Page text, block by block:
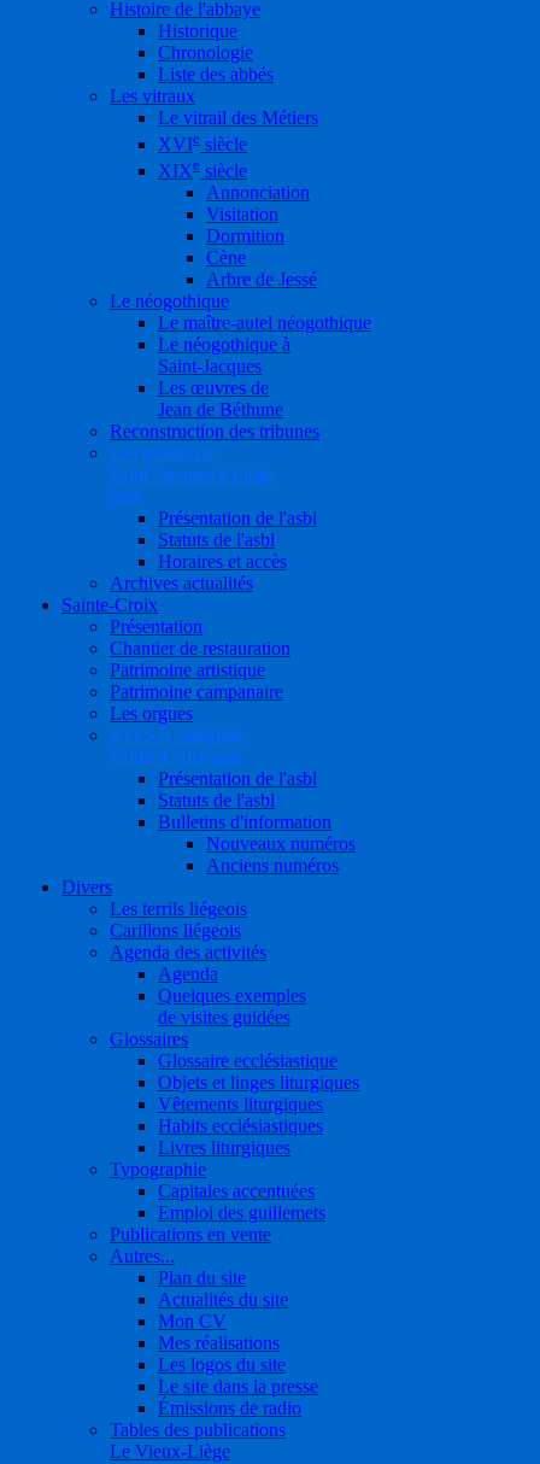
Histoire de l'abbaye
Historique
Chronologie
Liste des abbés
Les vitraux
Le vitrail des Métiers
XVIe siècle
XIXe siècle
Annonciation
Visitation
Dormition
Cène
Arbre de Jessé
Le néogothique
Le maître-autel néogothique
Le néogothique à
Saint-Jacques
Les œuvres de
Jean de Béthune
Reconstruction des tribunes
Les guides de
Saint-Jacques à Liège
asbl
Présentation de l'asbl
Statuts de l'asbl
Horaires et accès
Archives actualités
Sainte-Croix
Présentation
Chantier de restauration
Patrimoine artistique
Patrimoine campanaire
Les orgues
S.O.S. Collégiale
Sainte-Croix asbl
Présentation de l'asbl
Statuts de l'asbl
Bulletins d'information
Nouveaux numéros
Anciens numéros
Divers
Les terrils liégeois
Carillons liégeois
Agenda des activités
Agenda
Quelques exemples
de visites guidées
Glossaires
Glossaire ecclésiastique
Objets et linges liturgiques
Vêtements liturgiques
Habits ecclésiastiques
Livres liturgiques
Typographie
Capitales accentuées
Emploi des guillemets
Publications en vente
Autres...
Plan du site
Actualités du site
Mon CV
Mes réalisations
Les logos du site
Le site dans la presse
Émissions de radio
Tables des publications
Le Vieux-Liège